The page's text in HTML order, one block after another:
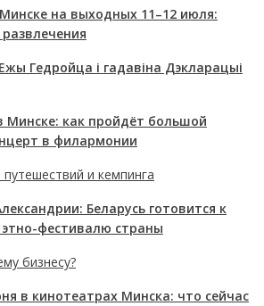
на выходных 11–12 июля:
Гедройца і гадавіна Дэкларацыі
Минске: как пройдёт большой
в филармонии
и кемпинга
Беларусь готовится к
фестивалю страны
бизнесу?
в кинотеатрах Минска: что сейчас